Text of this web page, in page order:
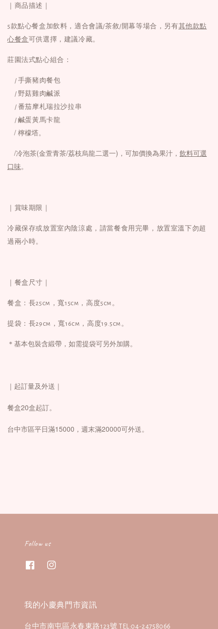
｜商品描述｜
5款點心餐盒加飲料，適合會議/茶敘/開幕等場合，另有其他款點
心餐盒可供選擇，建議冷藏。
莊園法式點心組合：
/ 手撕豬肉餐包
/ 野菇雞肉鹹派
/ 番茄摩札瑞拉沙拉串
/ 鹹蛋黃馬卡龍
/ 檸檬塔。
/冷泡茶(金萱青茶/荔枝烏龍二選一)，可加價換為果汁， 飲料可選
口味。
｜賞味期限｜
冷藏保存或放置室內陰涼處，請當餐食用完畢， 放置室溫下勿超
過兩小時。
｜餐盒尺寸｜
餐盒： 長25cm，寬15cm，高度5cm。
提袋： 長29cm，寬16cm，高度19.5cm。
＊基本包裝含緞帶，如需提袋可另外加購。
｜起訂量及外送｜
餐盒20盒起訂。
台中市區平日滿15000，週末滿20000可外送。
Follow us
我的小慶典門市資訊
台中市南屯區永春東路123號 TEL:04-24758066